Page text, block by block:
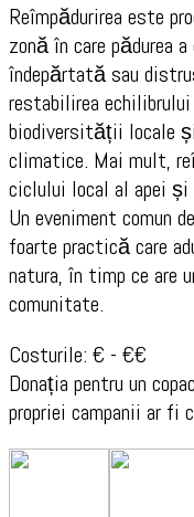
Reîmpădurirea este
zonă în care pădurea
îndepărtată sau
restabilirea
biodiversității locale și
climatice. Mai mult,
ciclului local al apei și
Un eveniment comun
foarte practică care
natura, în timp ce are
comunitate.
Costurile: € - €€
Donația pentru un
propriei campanii ar fi